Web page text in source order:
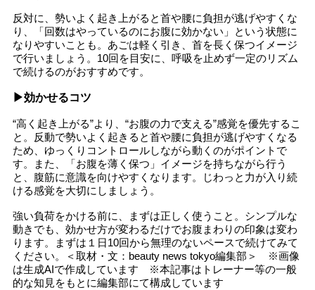
反対に、勢いよく起き上がると首や腰に負担が逃げやすくな
り、「回数はやっているのにお腹に効かない」という状態に
なりやすいことも。あごは軽く引き、首を長く保つイメージ
で行いましょう。10回を目安に、呼吸を止めず一定のリズム
で続けるのがおすすめです。
▶効かせるコツ
“高く起き上がる”より、“お腹の力で支える”感覚を優先するこ
と。反動で勢いよく起きると首や腰に負担が逃げやすくなる
ため、ゆっくりコントロールしながら動くのがポイントで
す。また、「お腹を薄く保つ」イメージを持ちながら行う
と、腹筋に意識を向けやすくなります。じわっと力が入り続
ける感覚を大切にしましょう。
強い負荷をかける前に、まずは正しく使うこと。シンプルな
動きでも、効かせ方が変わるだけでお腹まわりの印象は変わ
ります。まずは１日10回から無理のないペースで続けてみて
ください。＜取材・文：beauty news tokyo編集部＞ ※画像
は生成AIで作成しています ※本記事はトレーナー等の一般
的な知見をもとに編集部にて構成しています